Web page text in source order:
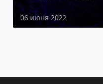
06 июня 2022